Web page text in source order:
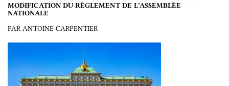
MODIFICATION DU RÈGLEMENT DE L’ASSEMBLÉE
NATIONALE
PAR ANTOINE CARPENTIER